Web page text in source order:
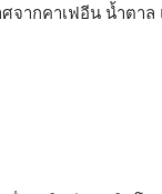
จากคาเฟอีน น้ำตา